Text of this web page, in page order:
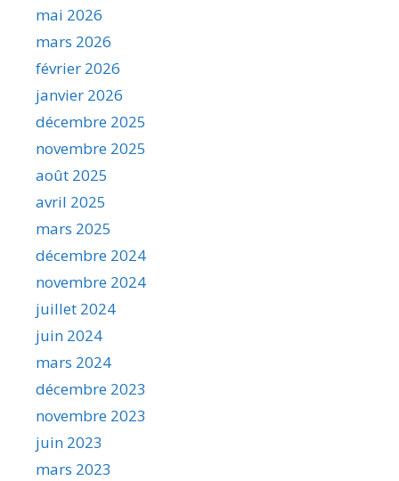
mai 2026
mars 2026
février 2026
janvier 2026
décembre 2025
novembre 2025
août 2025
avril 2025
mars 2025
décembre 2024
novembre 2024
juillet 2024
juin 2024
mars 2024
décembre 2023
novembre 2023
juin 2023
mars 2023